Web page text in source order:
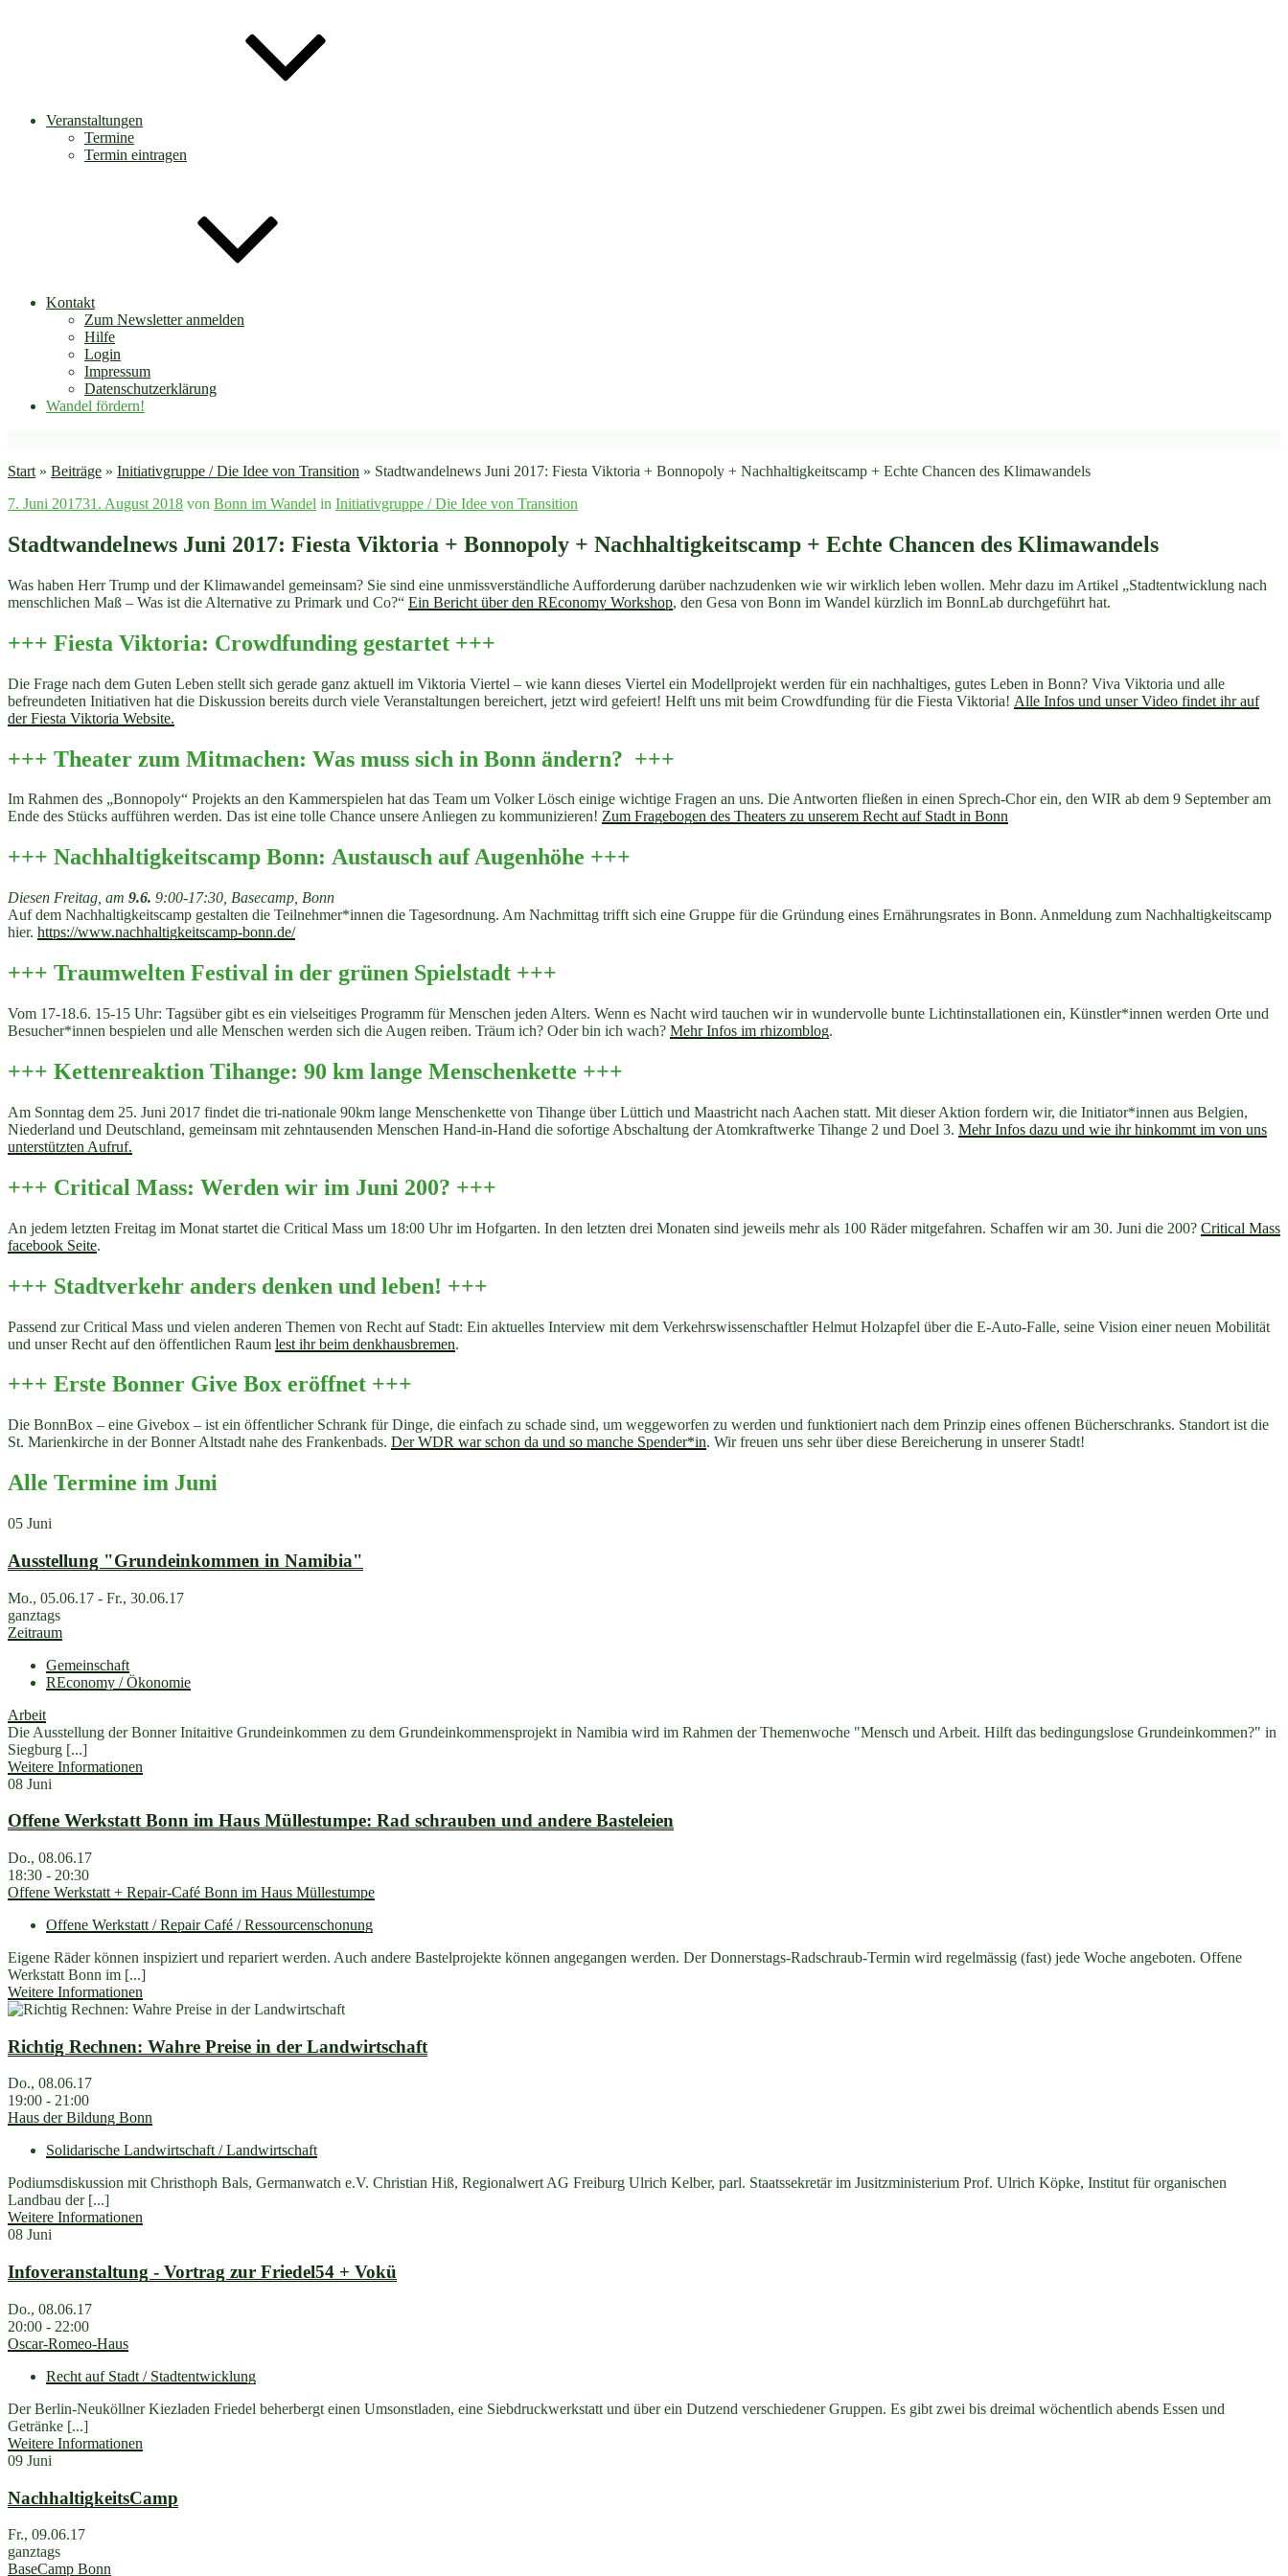
Veranstaltungen
Termine
Termin eintragen
Kontakt
Zum Newsletter anmelden
Hilfe
Login
Impressum
Datenschutzerklärung
Wandel fördern!
Start » Beiträge » Initiativgruppe / Die Idee von Transition » Stadtwandelnews Juni 2017: Fiesta Viktoria + Bonnopoly + Nachhaltigkeitscamp + Echte Chancen des Klimawandels
Veröffentlicht
7. Juni 201731. August 2018 von Bonn im Wandel in Initiativgruppe / Die Idee von Transition
Stadtwandelnews Juni 2017: Fiesta Viktoria + Bonnopoly + Nachhaltigkeitscamp + Echte Chancen des Klimawandels
Was haben Herr Trump und der Klimawandel gemeinsam? Sie sind eine unmissverständliche Aufforderung darüber nachzudenken wie wir wirklich leben wollen. Mehr dazu im Artikel „Stadtentwicklung nach
menschlichen Maß – Was ist die Alternative zu Primark und Co?“ Ein Bericht über den REconomy Workshop, den Gesa von Bonn im Wandel kürzlich im BonnLab durchgeführt hat.
+++ Fiesta Viktoria: Crowdfunding gestartet +++
Die Frage nach dem Guten Leben stellt sich gerade ganz aktuell im Viktoria Viertel – wie kann dieses Viertel ein Modellprojekt werden für ein nachhaltiges, gutes Leben in Bonn? Viva Viktoria und alle
befreundeten Initiativen hat die Diskussion bereits durch viele Veranstaltungen bereichert, jetzt wird gefeiert! Helft uns mit beim Crowdfunding für die Fiesta Viktoria! Alle Infos und unser Video findet ihr auf
der Fiesta Viktoria Website.
+++ Theater zum Mitmachen: Was muss sich in Bonn ändern? +++
Im Rahmen des „Bonnopoly“ Projekts an den Kammerspielen hat das Team um Volker Lösch einige wichtige Fragen an uns. Die Antworten fließen in einen Sprech-Chor ein, den WIR ab dem 9 September am
Ende des Stücks aufführen werden. Das ist eine tolle Chance unsere Anliegen zu kommunizieren! Zum Fragebogen des Theaters zu unserem Recht auf Stadt in Bonn
+++ Nachhaltigkeitscamp Bonn: Austausch auf Augenhöhe +++
Diesen Freitag, am 9.6. 9:00-17:30, Basecamp, Bonn
Auf dem Nachhaltigkeitscamp gestalten die Teilnehmer*innen die Tagesordnung. Am Nachmittag trifft sich eine Gruppe für die Gründung eines Ernährungsrates in Bonn. Anmeldung zum Nachhaltigkeitscamp
hier. https://www.nachhaltigkeitscamp-bonn.de/
+++ Traumwelten Festival in der grünen Spielstadt +++
Vom 17-18.6. 15-15 Uhr: Tagsüber gibt es ein vielseitiges Programm für Menschen jeden Alters. Wenn es Nacht wird tauchen wir in wundervolle bunte Lichtinstallationen ein, Künstler*innen werden Orte und
Besucher*innen bespielen und alle Menschen werden sich die Augen reiben. Träum ich? Oder bin ich wach? Mehr Infos im rhizomblog.
+++ Kettenreaktion Tihange: 90 km lange Menschenkette +++
Am Sonntag dem 25. Juni 2017 findet die tri-nationale 90km lange Menschenkette von Tihange über Lüttich und Maastricht nach Aachen statt. Mit dieser Aktion fordern wir, die Initiator*innen aus Belgien,
Niederland und Deutschland, gemeinsam mit zehntausenden Menschen Hand-in-Hand die sofortige Abschaltung der Atomkraftwerke Tihange 2 und Doel 3. Mehr Infos dazu und wie ihr hinkommt im von uns
unterstützten Aufruf.
+++ Critical Mass: Werden wir im Juni 200? +++
An jedem letzten Freitag im Monat startet die Critical Mass um 18:00 Uhr im Hofgarten. In den letzten drei Monaten sind jeweils mehr als 100 Räder mitgefahren. Schaffen wir am 30. Juni die 200? Critical Mass
facebook Seite.
+++ Stadtverkehr anders denken und leben! +++
Passend zur Critical Mass und vielen anderen Themen von Recht auf Stadt: Ein aktuelles Interview mit dem Verkehrswissenschaftler Helmut Holzapfel über die E-Auto-Falle, seine Vision einer neuen Mobilität
und unser Recht auf den öffentlichen Raum lest ihr beim denkhausbremen.
+++ Erste Bonner Give Box eröffnet +++
Die BonnBox – eine Givebox – ist ein öffentlicher Schrank für Dinge, die einfach zu schade sind, um weggeworfen zu werden und funktioniert nach dem Prinzip eines offenen Bücherschranks. Standort ist die
St. Marienkirche in der Bonner Altstadt nahe des Frankenbads. Der WDR war schon da und so manche Spender*in. Wir freuen uns sehr über diese Bereicherung in unserer Stadt!
Alle Termine im Juni
05 Juni
Ausstellung "Grundeinkommen in Namibia"
Mo., 05.06.17 - Fr., 30.06.17
ganztags
Zeitraum
Gemeinschaft
REconomy / Ökonomie
Arbeit
Die Ausstellung der Bonner Initaitive Grundeinkommen zu dem Grundeinkommensprojekt in Namibia wird im Rahmen der Themenwoche "Mensch und Arbeit. Hilft das bedingungslose Grundeinkommen?" in
Siegburg [...]
Weitere Informationen
08 Juni
Offene Werkstatt Bonn im Haus Müllestumpe: Rad schrauben und andere Basteleien
Do., 08.06.17
18:30 - 20:30
Offene Werkstatt + Repair-Café Bonn im Haus Müllestumpe
Offene Werkstatt / Repair Café / Ressourcenschonung
Eigene Räder können inspiziert und repariert werden. Auch andere Bastelprojekte können angegangen werden. Der Donnerstags-Radschraub-Termin wird regelmässig (fast) jede Woche angeboten. Offene
Werkstatt Bonn im [...]
Weitere Informationen
Richtig Rechnen: Wahre Preise in der Landwirtschaft
Do., 08.06.17
19:00 - 21:00
Haus der Bildung Bonn
Solidarische Landwirtschaft / Landwirtschaft
Podiumsdiskussion mit Christhoph Bals, Germanwatch e.V. Christian Hiß, Regionalwert AG Freiburg Ulrich Kelber, parl. Staatssekretär im Jusitzministerium Prof. Ulrich Köpke, Institut für organischen
Landbau der [...]
Weitere Informationen
08 Juni
Infoveranstaltung - Vortrag zur Friedel54 + Vokü
Do., 08.06.17
20:00 - 22:00
Oscar-Romeo-Haus
Recht auf Stadt / Stadtentwicklung
Der Berlin-Neuköllner Kiezladen Friedel beherbergt einen Umsonstladen, eine Siebdruckwerkstatt und über ein Dutzend verschiedener Gruppen. Es gibt zwei bis dreimal wöchentlich abends Essen und
Getränke [...]
Weitere Informationen
09 Juni
NachhaltigkeitsCamp
Fr., 09.06.17
ganztags
BaseCamp Bonn